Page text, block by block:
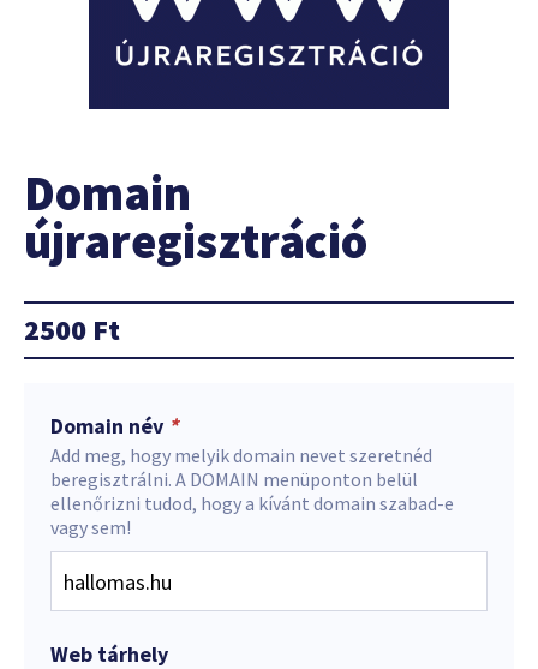
Domain
újraregisztráció
2500 Ft
Domain név *
Add meg, hogy melyik domain nevet szeretnéd
beregisztrálni. A DOMAIN menüponton belül
ellenőrizni tudod, hogy a kívánt domain szabad-e
vagy sem!
Web tárhely